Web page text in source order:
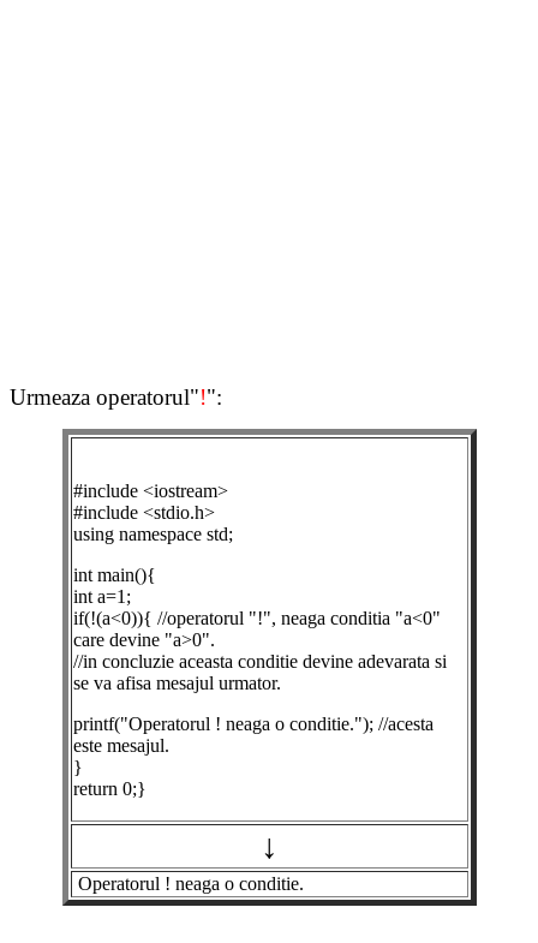
Urmeaza operatorul"!":
#include <iostream>
#include <stdio.h>
using namespace std;
int main(){
int a=1;
if(!(a<0)){ //operatorul "!", neaga conditia "a<0"
care devine "a>0".
//in concluzie aceasta conditie devine adevarata si
se va afisa mesajul urmator.
printf("Operatorul ! neaga o conditie."); //acesta
este mesajul.
}
return 0;}
↓
Operatorul ! neaga o conditie.